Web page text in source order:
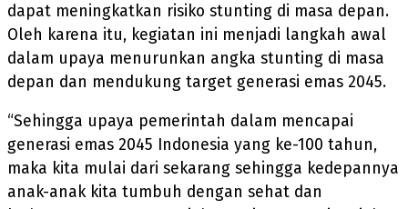
dapat meningkatkan risiko stunting di masa depan.
Oleh karena itu, kegiatan ini menjadi langkah awal
dalam upaya menurunkan angka stunting di masa
depan dan mendukung target generasi emas 2045.
“Sehingga upaya pemerintah dalam mencapai
generasi emas 2045 Indonesia yang ke-100 tahun,
maka kita mulai dari sekarang sehingga kedepannya
anak-anak kita tumbuh dengan sehat dan